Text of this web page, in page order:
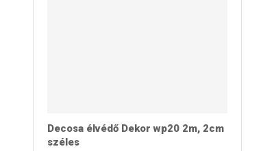
Decosa élvédő Dekor wp20 2m, 2cm
széles